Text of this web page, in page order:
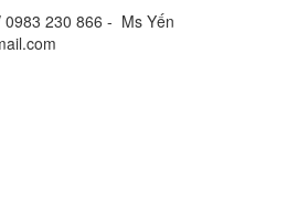
230 866 - Ms Yến